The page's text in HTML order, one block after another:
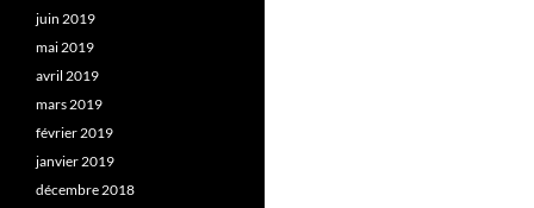
juin 2019
mai 2019
avril 2019
mars 2019
février 2019
janvier 2019
décembre 2018